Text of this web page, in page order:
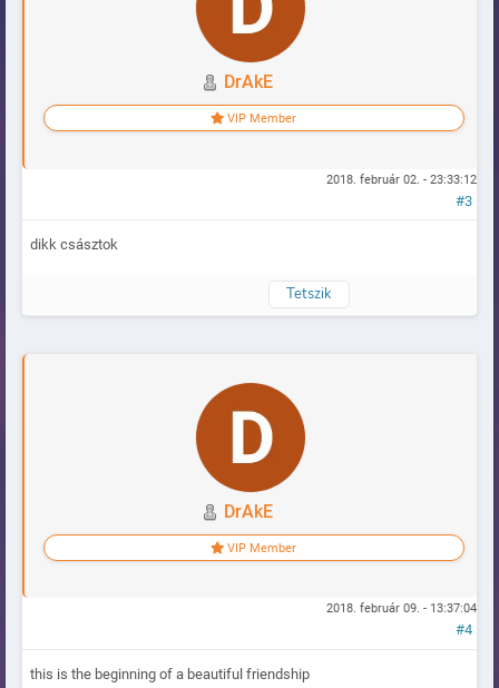
DrAkE
VIP Member
2018. február 02. - 23:33:12
#3
dikk császtok
Tetszik
DrAkE
VIP Member
2018. február 09. - 13:37:04
#4
this is the beginning of a beautiful friendship